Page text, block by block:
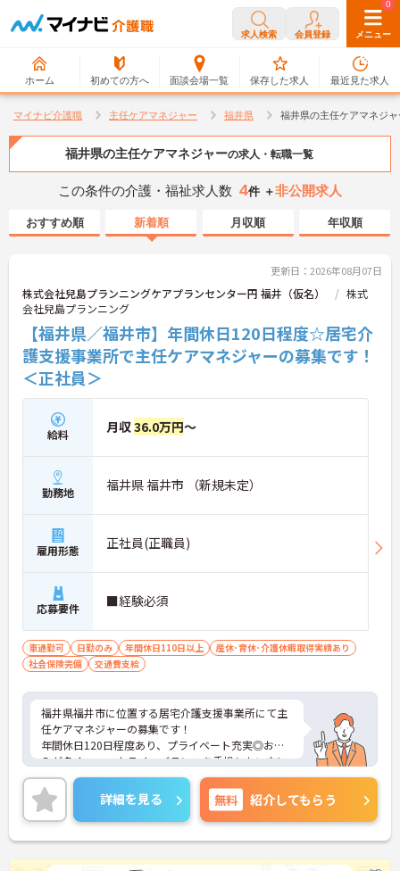
求人検索 会員登録 メニュー
ホーム 初めての方へ 面談会場一覧
0
保存した求人
0
最近見た求人
マイナビ介護職 主任ケアマネジャー 福井県 福井県の主任ケアマネジ
福井県の主任ケアマネジャーの求人・転職一覧
この条件の介護・福祉求人数 4件 ＋非公開求人
おすすめ順 新着順 月収順 年収順
更新日：2026年08月07日
株式会社兒島プランニングケアプランセンター円 福井（仮名）
株式
会社兒島プランニング
【福井県／福井市】年間休日120日程度☆居宅介
護支援事業所で主任ケアマネジャーの募集です！
＜正社員＞
給料 月収36.0万円～
勤務地 福井県 福井市 （新規未定）
雇用形態 正社員(正職員)
応募要件 ■経験必須
車通勤可 日勤のみ 年間休日110日以上
産休･育休･介護休暇取得実績あり
社会保険完備
交通費支給
福井県福井市に位置する居宅介護支援事業所にて主
任ケアマネジャーの募集です！
年間休日120日程度あり、プライベート充実◎お休
みが多く、ワークライフバランスを重視したい方に
おすすめです♪
ご興味のある方には、面接対策ポイントなど、さら
に詳細をご案内しますのでお気軽にご相談くださ
い！
詳細を見る 無料 紹介してもらう